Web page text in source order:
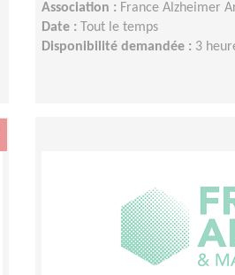
Association : France Alzheimer
Date :
Tout le temps
Disponibilité demandée : 3